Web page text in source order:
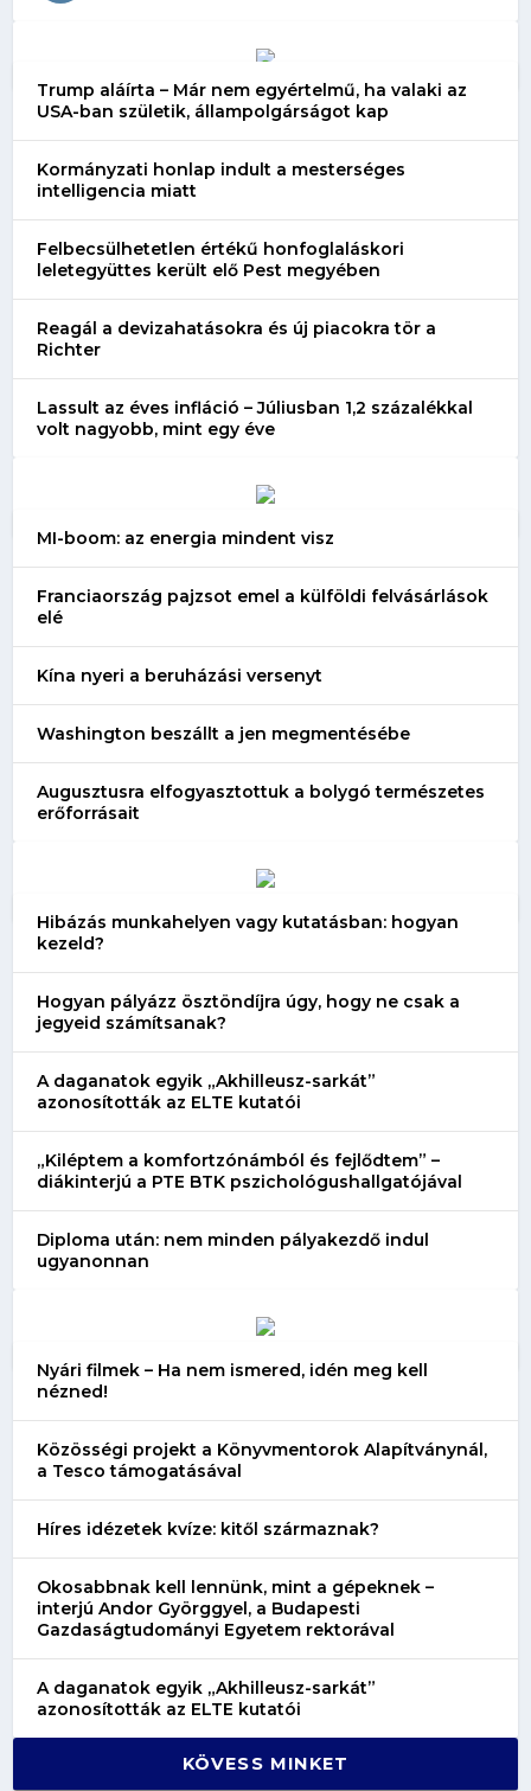
Trump aláírta – Már nem egyértelmű, ha valaki az
USA-ban születik, állampolgárságot kap
Kormányzati honlap indult a mesterséges
intelligencia miatt
Felbecsülhetetlen értékű honfoglaláskori
leletegyüttes került elő Pest megyében
Reagál a devizahatásokra és új piacokra tör a
Richter
Lassult az éves infláció – Júliusban 1,2 százalékkal
volt nagyobb, mint egy éve
MI-boom: az energia mindent visz
Franciaország pajzsot emel a külföldi felvásárlások
elé
Kína nyeri a beruházási versenyt
Washington beszállt a jen megmentésébe
Augusztusra elfogyasztottuk a bolygó természetes
erőforrásait
Hibázás munkahelyen vagy kutatásban: hogyan
kezeld?
Hogyan pályázz ösztöndíjra úgy, hogy ne csak a
jegyeid számítsanak?
A daganatok egyik „Akhilleusz-sarkát”
azonosították az ELTE kutatói
„Kiléptem a komfortzónámból és fejlődtem” –
diákinterjú a PTE BTK pszichológushallgatójával
Diploma után: nem minden pályakezdő indul
ugyanonnan
Nyári filmek – Ha nem ismered, idén meg kell
nézned!
Közösségi projekt a Könyvmentorok Alapítványnál,
a Tesco támogatásával
Híres idézetek kvíze: kitől származnak?
Okosabbnak kell lennünk, mint a gépeknek –
interjú Andor Györggyel, a Budapesti
Gazdaságtudományi Egyetem rektorával
A daganatok egyik „Akhilleusz-sarkát”
azonosították az ELTE kutatói
KÖVESS MINKET